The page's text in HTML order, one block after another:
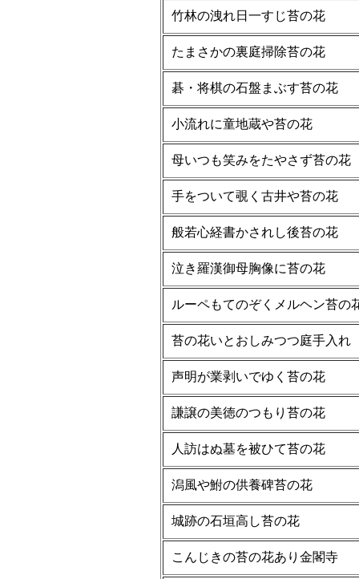
竹林の洩れ日一すじ苔の花
たまさかの裏庭掃除苔の花
碁・将棋の石盤まぶす苔の花
小流れに童地蔵や苔の花
母いつも笑みをたやさず苔の花
手をついて覗く古井や苔の花
般若心経書かされし後苔の花
泣き羅漢御母胸像に苔の花
ルーペもてのぞくメルヘン苔の
苔の花いとおしみつつ庭手入れ
声明が業剥いでゆく苔の花
謙譲の美徳のつもり苔の花
人訪はぬ墓を被ひて苔の花
潟風や鮒の供養碑苔の花
城跡の石垣高し苔の花
こんじきの苔の花あり金閣寺